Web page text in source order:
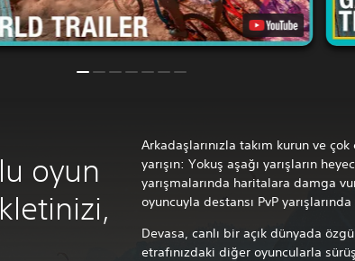
oyun
Arkadaşlarınızla takım kurun ve
yarışın: Yokuş aşağı yarışların
yarışmalarında haritalara damga
oyuncuyla destansı PvP
Devasa, canlı bir açık dünyada
etrafınızdaki diğer oyuncularla